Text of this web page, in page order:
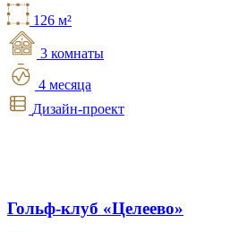
126 м²
3 комнаты
4 месяца
Дизайн-проект
Гольф-клуб «Целеево»